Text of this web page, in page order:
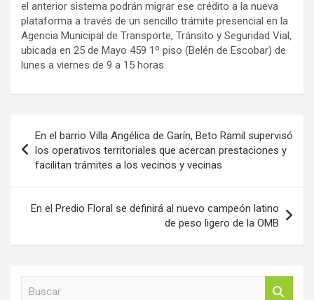
el anterior sistema podrán migrar ese crédito a la nueva
plataforma a través de un sencillo trámite presencial en la
Agencia Municipal de Transporte, Tránsito y Seguridad Vial,
ubicada en 25 de Mayo 459 1º piso (Belén de Escobar) de
lunes a viernes de 9 a 15 horas.
de
entradas
En el barrio Villa Angélica de Garín, Beto Ramil supervisó
los operativos territoriales que acercan prestaciones y
facilitan trámites a los vecinos y vecinas
En el Predio Floral se definirá al nuevo campeón latino
de peso ligero de la OMB